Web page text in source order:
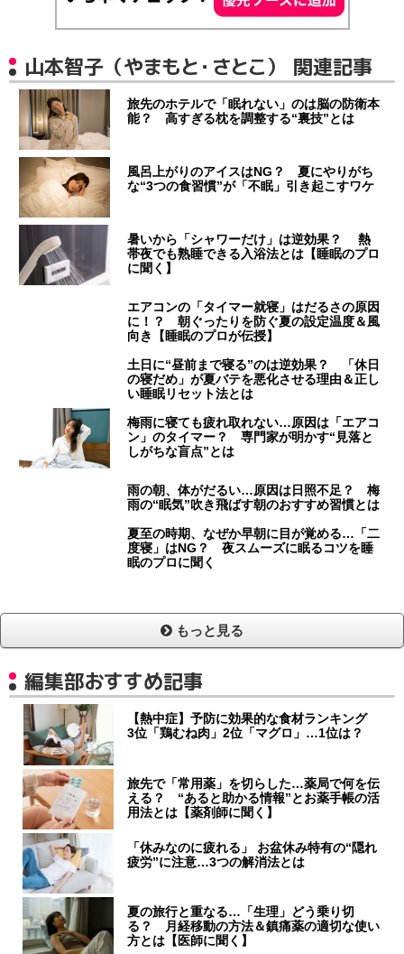
山本智子（やまもと・さとこ） 関連記事
旅先のホテルで「眠れない」のは脳の防衛本
能？ 高すぎる枕を調整する“裏技”とは
風呂上がりのアイスはNG？ 夏にやりがち
な“3つの食習慣”が「不眠」引き起こすワケ
暑いから「シャワーだけ」は逆効果？ 熱
帯夜でも熟睡できる入浴法とは【睡眠のプロ
に聞く】
エアコンの「タイマー就寝」はだるさの原因
に！？ 朝ぐったりを防ぐ夏の設定温度＆風
向き【睡眠のプロが伝授】
土日に“昼前まで寝る”のは逆効果？ 「休日
の寝だめ」が夏バテを悪化させる理由＆正し
い睡眠リセット法とは
梅雨に寝ても疲れ取れない…原因は「エアコ
ン」のタイマー？ 専門家が明かす“見落と
しがちな盲点”とは
雨の朝、体がだるい…原因は日照不足？ 梅
雨の“眠気”吹き飛ばす朝のおすすめ習慣とは
夏至の時期、なぜか早朝に目が覚める…「二
度寝」はNG？ 夜スムーズに眠るコツを睡
眠のプロに聞く
もっと見る
編集部おすすめ記事
【熱中症】予防に効果的な食材ランキング
3位「鶏むね肉」2位「マグロ」…1位は？
旅先で「常用薬」を切らした…薬局で何を伝
える？ “あると助かる情報”とお薬手帳の活
用法とは【薬剤師に聞く】
「休みなのに疲れる」 お盆休み特有の“隠れ
疲労”に注意…3つの解消法とは
夏の旅行と重なる…「生理」どう乗り切
る？ 月経移動の方法＆鎮痛薬の適切な使い
方とは【医師に聞く】